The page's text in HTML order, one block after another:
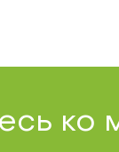
ко